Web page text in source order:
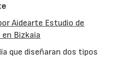
Aidearte Estudio de
en Bizkaia
que diseñaran dos tipos